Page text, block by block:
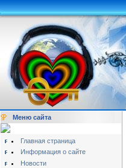
Меню сайта
Главная страница
Информация о сайте
Новости